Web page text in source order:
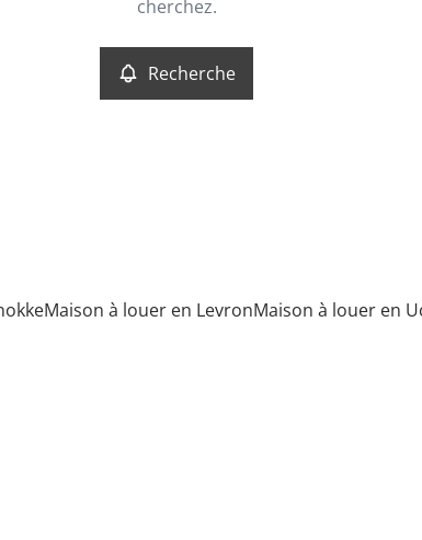
cherchez.
Recherche
Maison à louer en LevronMaison à louer en